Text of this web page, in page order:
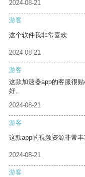
2024-08-21
游客
这个软件我非常喜欢
2024-08-21
游客
这款加速器app的客服很
好。
2024-08-21
游客
这款app的视频资源非常
2024-08-21
游客